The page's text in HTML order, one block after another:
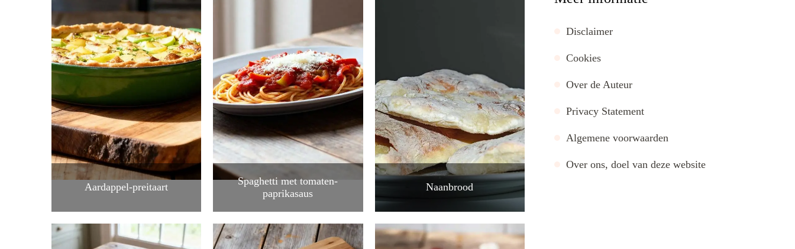
Aardappel-preitaart
Spaghetti met tomaten-
paprikasaus
Naanbrood
Disclaimer
Cookies
Over de Auteur
Privacy Statement
Algemene voorwaarden
Over ons, doel van deze website